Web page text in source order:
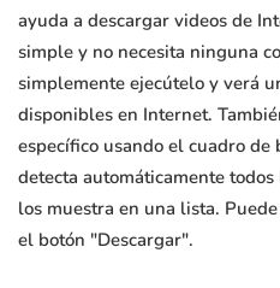
ayuda a descargar videos de
simple y no necesita ninguna
simplemente ejecútelo y verá
disponibles en Internet.
específico usando el cuadro de
detecta automáticamente
los muestra en una lista.
el botón "Descargar".